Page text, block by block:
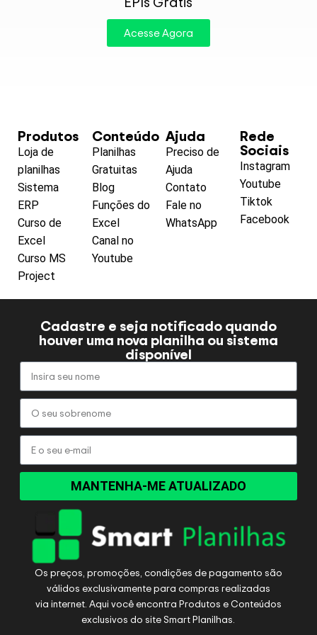
Acesse Agora
Produtos
Loja de
planilhas
Sistema
ERP
Curso de
Excel
Curso MS
Project
Conteúdo
Planilhas
Gratuitas
Blog
Funções do
Excel
Canal no
Youtube
Ajuda
Preciso de
Ajuda
Contato
Fale no
WhatsApp
Rede
Sociais
Instagram
Youtube
Tiktok
Facebook
Cadastre e seja notificado quando
houver uma nova planilha ou sistema
disponível
MANTENHA-ME ATUALIZADO
Os preços, promoções, condições de pagamento são
válidos exclusivamente para compras realizadas
via internet. Aqui você encontra Produtos e Conteúdos
exclusivos do site Smart Planilhas.